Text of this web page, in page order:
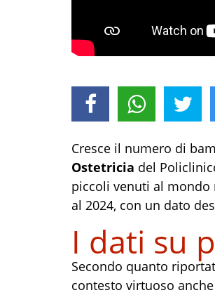
Cresce il numero di
Ostetricia del
piccoli venuti al
al 2024, con un dato
I dati su
Secondo quanto
contesto virtuoso